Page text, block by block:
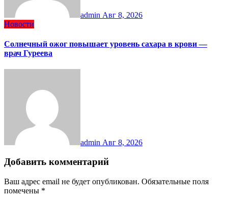
admin Авг 8, 2026
Новости
Солнечный ожог повышает уровень сахара в крови —
врач Гуреева
admin Авг 8, 2026
Добавить комментарий
Ваш адрес email не будет опубликован. Обязательные поля
помечены *